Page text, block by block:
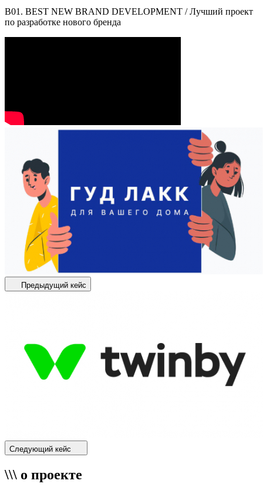
B01. BEST NEW BRAND DEVELOPMENT / Лучший проект
по разработке нового бренда
Предыдущий кейс
Следующий кейс
\\\ о проекте